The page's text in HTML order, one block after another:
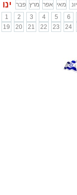
ינו פבר מרץ אפר מאי יונ
1
2 3 4 5 6
19
20 21 22 23 24